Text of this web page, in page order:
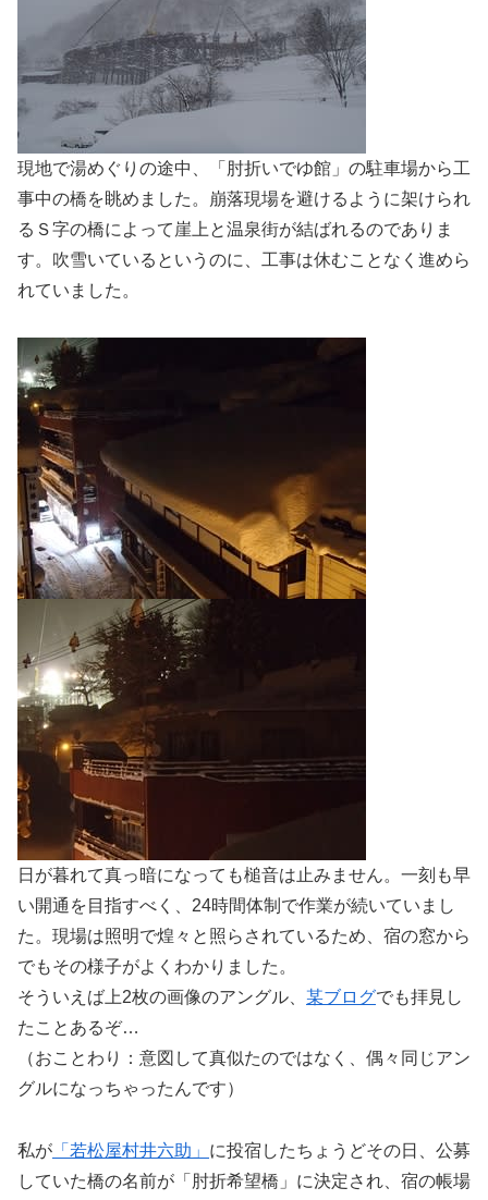
現地で湯めぐりの途中、「肘折いでゆ館」の駐車場から工
事中の橋を眺めました。崩落現場を避けるように架けられ
るＳ字の橋によって崖上と温泉街が結ばれるのでありま
す。吹雪いているというのに、工事は休むことなく進めら
れていました。
日が暮れて真っ暗になっても槌音は止みません。一刻も早
い開通を目指すべく、24時間体制で作業が続いていまし
た。現場は照明で煌々と照らされているため、宿の窓から
でもその様子がよくわかりました。
そういえば上2枚の画像のアングル、 某ブログでも拝見し
たことあるぞ…
（おことわり：意図して真似たのではなく、偶々同じアン
グルになっちゃったんです）
私が 「若松屋村井六助」 に投宿したちょうどその日、公募
していた橋の名前が「肘折希望橋」に決定され、宿の帳場